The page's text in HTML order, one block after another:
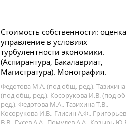
Стоимость собственности:
управление в условиях
турбулентности экономики.
(Аспирантура, Бакалавриат,
Магистратура). Монография.
Федотова М.А. (под общ. ред.), Тазихина
(под общ. ред.), Косорукова И.В. (под
ред.), Федотова М.А., Тазихина Т.В.,
Косорукова И.В., Глисин А.Ф., Григорьев